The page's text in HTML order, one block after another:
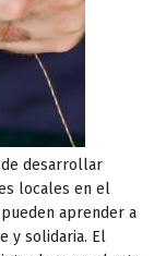
desarrollar
locales en el
aprender a
y solidaria. El